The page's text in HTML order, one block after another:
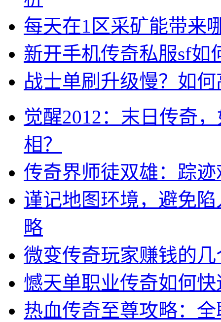
每天在1区采矿能带来
新开手机传奇私服sf如
战士单刷升级慢？如
觉醒2012：末日传奇
相？
传奇界师徒双雄：踪
谨记地图环境，避免
略
微变传奇玩家赚钱的
憾天单职业传奇如何
热血传奇至尊攻略：